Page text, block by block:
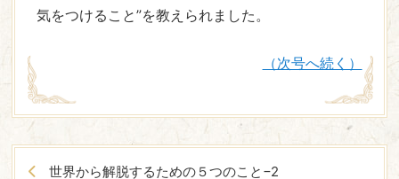
気をつけること”を教えられました。
（次号へ続く）
世界から解脱するための５つのこと−2